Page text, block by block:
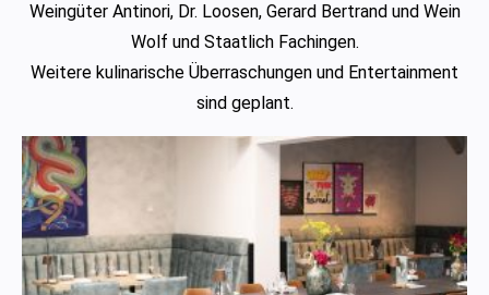
Weingüter Antinori, Dr. Loosen, Gerard Bertrand und Wein
Wolf und Staatlich Fachingen.
Weitere kulinarische Überraschungen und Entertainment
sind geplant.